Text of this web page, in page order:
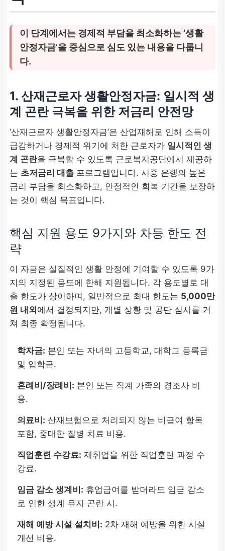
이 단계에서는 경제적 부담을 최소화하는 ‘생활
안정자금’을 중심으로 심도 있는 내용을 다룹니
다.
1. 산재근로자 생활안정자금: 일시적 생
계 곤란 극복을 위한 저금리 안전망
‘산재근로자 생활안정자금’은 산업재해로 인해 소득이
급감하거나 경제적 위기에 처한 근로자가 일시적인 생
계 곤란을 극복할 수 있도록 근로복지공단에서 제공하
는 초저금리 대출 프로그램입니다. 시중 은행의 높은
금리 부담을 최소화하고, 안정적인 회복 기간을 보장하
는 것이 핵심 목표입니다.
핵심 지원 용도 9가지와 차등 한도 전
략
이 자금은 실질적인 생활 안정에 기여할 수 있도록 9가
지의 지정된 용도에 한해 지원됩니다. 각 용도별로 대
출 한도가 상이하며, 일반적으로 최대 한도는 5,000만
원 내외에서 결정되지만, 개별 상황 및 공단 심사를 거
쳐 최종 확정됩니다.
학자금: 본인 또는 자녀의 고등학교, 대학교 등록금
및 입학금.
혼례비/장례비: 본인 또는 직계 가족의 경조사 비
용.
의료비: 산재보험으로 처리되지 않는 비급여 항목
포함, 중대한 질병 치료 비용.
직업훈련 수강료: 재취업을 위한 직업훈련 과정 수
강료.
임금 감소 생계비: 휴업급여를 받더라도 임금 감소
로 인한 생계 유지 곤란 시.
재해 예방 시설 설치비: 2차 재해 예방을 위한 시설
개선 비용.